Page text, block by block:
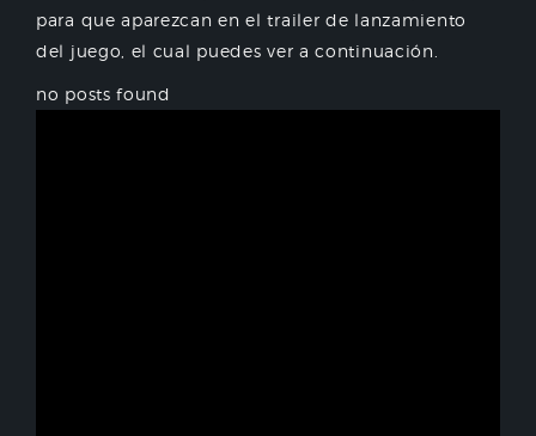
para que aparezcan en el trailer de lanzamiento
del juego, el cual puedes ver a continuación.
no posts found